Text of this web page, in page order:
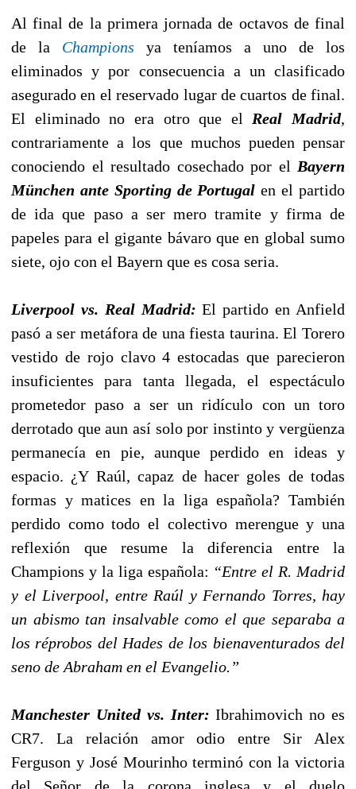
Al final de la primera jornada de octavos de final
de la Champions ya teníamos a uno de los
eliminados y por consecuencia a un clasificado
asegurado en el reservado lugar de cuartos de final.
El eliminado no era otro que el Real Madrid,
contrariamente a los que muchos pueden pensar
conociendo el resultado cosechado por el Bayern
München ante Sporting de Portugal en el partido
de ida que paso a ser mero tramite y firma de
papeles para el gigante bávaro que en global sumo
siete, ojo con el Bayern que es cosa seria.
Liverpool vs. Real Madrid: El partido en Anfield
pasó a ser metáfora de una fiesta taurina. El Torero
vestido de rojo clavo 4 estocadas que parecieron
insuficientes para tanta llegada, el espectáculo
prometedor paso a ser un ridículo con un toro
derrotado que aun así solo por instinto y vergüenza
permanecía en pie, aunque perdido en ideas y
espacio. ¿Y Raúl, capaz de hacer goles de todas
formas y matices en la liga española? También
perdido como todo el colectivo merengue y una
reflexión que resume la diferencia entre la
Champions y la liga española: “Entre el R. Madrid
y el Liverpool, entre Raúl y Fernando Torres, hay
un abismo tan insalvable como el que separaba a
los réprobos del Hades de los bienaventurados del
seno de Abraham en el Evangelio.”
Manchester United vs. Inter: Ibrahimovich no es
CR7. La relación amor odio entre Sir Alex
Ferguson y José Mourinho terminó con la victoria